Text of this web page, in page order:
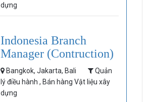
dựng
Indonesia Branch
Manager (Contruction)
Bangkok, Jakarta, Bali
Quản
lý điều hành , Bán hàng Vật liệu xây
dựng